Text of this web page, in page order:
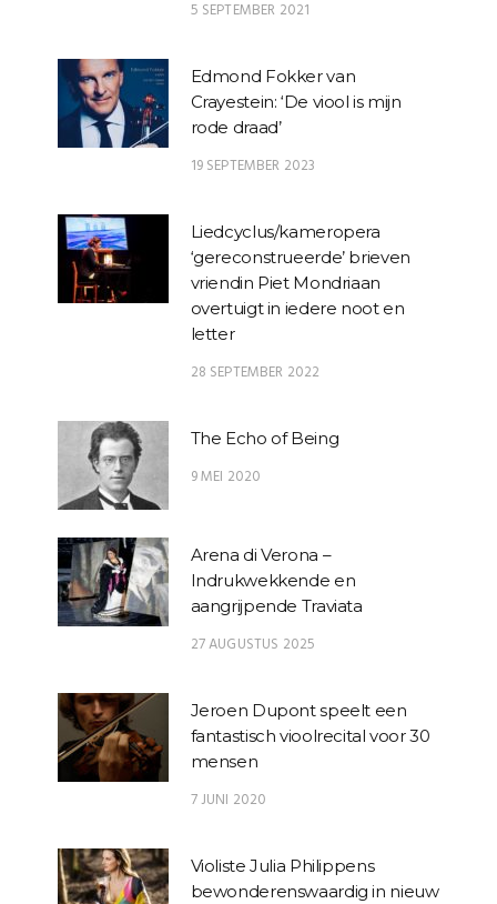
5 SEPTEMBER 2021
Edmond Fokker van
Crayestein: ‘De viool is mijn
rode draad’
19 SEPTEMBER 2023
Liedcyclus/kameropera
‘gereconstrueerde’ brieven
vriendin Piet Mondriaan
overtuigt in iedere noot en
letter
28 SEPTEMBER 2022
The Echo of Being
9 MEI 2020
Arena di Verona –
Indrukwekkende en
aangrijpende Traviata
27 AUGUSTUS 2025
Jeroen Dupont speelt een
fantastisch vioolrecital voor 30
mensen
7 JUNI 2020
Violiste Julia Philippens
bewonderenswaardig in nieuw